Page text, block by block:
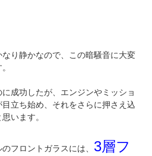
り静かなので、この暗騒音に大変
成功したが、エンジンやミッショ
立ち始め、それをさらに押さえ込
います。
フロントガラスには、 3層フ